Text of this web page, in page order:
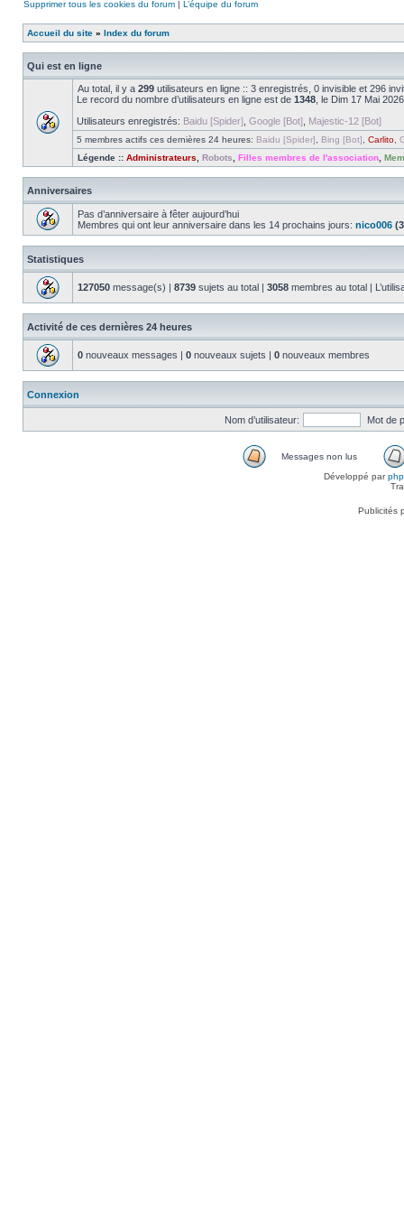
Supprimer tous les cookies du forum | L’équipe du forum
Accueil du site » Index du forum
Qui est en ligne
Au total, il y a 299 utilisateurs en ligne :: 3 enregistrés, 0 invisible et 296
Le record du nombre d’utilisateurs en ligne est de 1348 , le Dim 17 Mai
Utilisateurs enregistrés: Baidu [Spider] Google [Bot] Majestic-12 [Bot]
5 membres actifs ces dernières 24 heures: Baidu [Spider] Bing [Bot] Carlito
Légende :: Administrateurs Robots Filles membres de l'association
Anniversaires
Pas d’anniversaire à fêter aujourd’hui
Membres qui ont leur anniversaire dans les 14 prochains jours: nico006
Statistiques
127050 message(s) | 8739 sujets au total | 3058 membres au total |
Activité de ces dernières 24 heures
0 nouveaux messages | 0 nouveaux sujets | 0 nouveaux membres
Connexion
Nom d’utilisateur: Mot de
Messages non lus
Développé par
Publicités